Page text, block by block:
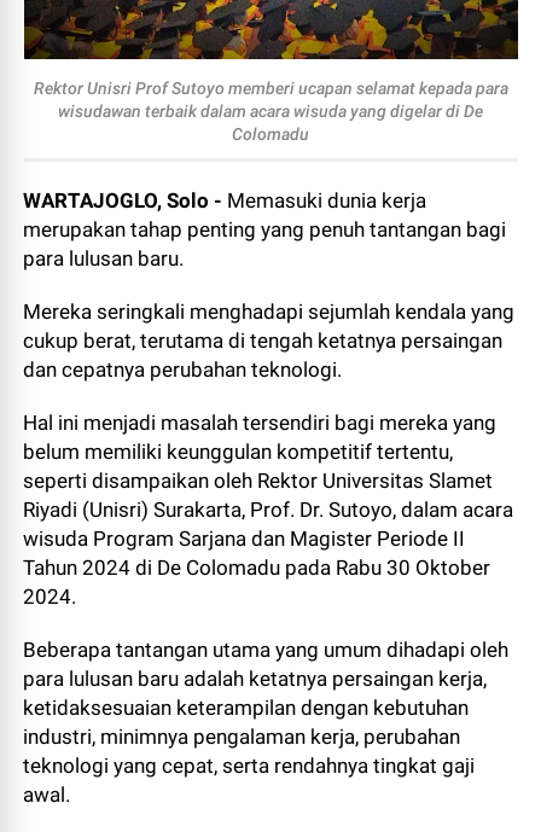
Rektor Unisri Prof Sutoyo memberi ucapan selamat kepada para
wisudawan terbaik dalam acara wisuda yang digelar di De
Colomadu
WARTAJOGLO, Solo - Memasuki dunia kerja
merupakan tahap penting yang penuh tantangan bagi
para lulusan baru.
Mereka seringkali menghadapi sejumlah kendala yang
cukup berat, terutama di tengah ketatnya persaingan
dan cepatnya perubahan teknologi.
Hal ini menjadi masalah tersendiri bagi mereka yang
belum memiliki keunggulan kompetitif tertentu,
seperti disampaikan oleh Rektor Universitas Slamet
Riyadi (Unisri) Surakarta, Prof. Dr. Sutoyo, dalam acara
wisuda Program Sarjana dan Magister Periode II
Tahun 2024 di De Colomadu pada Rabu 30 Oktober
2024.
Beberapa tantangan utama yang umum dihadapi oleh
para lulusan baru adalah ketatnya persaingan kerja,
ketidaksesuaian keterampilan dengan kebutuhan
industri, minimnya pengalaman kerja, perubahan
teknologi yang cepat, serta rendahnya tingkat gaji
awal.